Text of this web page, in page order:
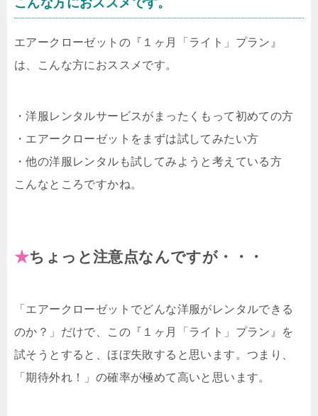
こんな方におススメです。
エアークローゼットの『１ヶ月「ライト」プラン』
は、こんな方におススメです。
・洋服レンタルサービスがまったくもって初めての方
・エアークローゼットをまずは試してみたい方
・他の洋服レンタルも試してみようと考えている方
こんなところですかね。
★ちょっと注意点なんですが・・・
「エアークローゼットでどんな洋服がレンタルできる
のか？」だけで、この『１ヶ月「ライト」プラン』を
試そうとすると、ほぼ失敗すると思います。つまり、
「期待外れ！」の確率が極めて高いと思います。